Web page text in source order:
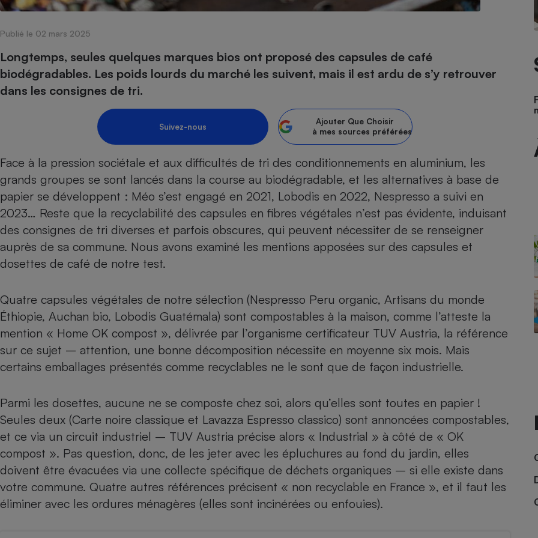
Publié le 02 mars 2025
Longtemps, seules quelques marques bios ont proposé des capsules de café
biodégradables. Les poids lourds du marché les suivent, mais il est ardu de s’y retrouver
dans les consignes de tri.
Suivez-nous
Ajouter Que Choisir
à mes sources préférées
Face à la pression sociétale et aux difficultés de tri des conditionnements en aluminium, les
grands groupes se sont lancés dans la course au biodégradable, et les alternatives à base de
papier se développent : Méo s’est engagé en 2021, Lobodis en 2022, Nespresso a suivi en
2023… Reste que la recyclabilité des capsules en fibres végétales n’est pas évidente, induisant
des consignes de tri diverses et parfois obscures, qui peuvent nécessiter de se renseigner
auprès de sa commune. Nous avons examiné les mentions apposées sur des capsules et
dosettes de café de notre test.
Quatre capsules végétales de notre sélection (Nespresso Peru organic, Artisans du monde
Éthiopie, Auchan bio, Lobodis Guatémala) sont compostables à la maison, comme l’atteste la
mention « Home OK compost », délivrée par l’organisme certificateur TUV Austria, la référence
sur ce sujet – attention, une bonne décomposition nécessite en moyenne six mois. Mais
certains emballages présentés comme recyclables ne le sont que de façon industrielle.
Parmi les dosettes, aucune ne se composte chez soi, alors qu’elles sont toutes en papier !
Seules deux (Carte noire classique et Lavazza Espresso classico) sont annoncées compostables,
et ce via un circuit industriel – TUV Austria précise alors « Industrial » à côté de « OK
compost ». Pas question, donc, de les jeter avec les épluchures au fond du jardin, elles
doivent être évacuées via une collecte spécifique de déchets organiques – si elle existe dans
votre commune. Quatre autres références précisent « non recyclable en France », et il faut les
éliminer avec les ordures ménagères (elles sont incinérées ou enfouies).
Complément
alimentaire
Foie gras
Champagne - Comment choisir une
bouteille de champagne
Banque en ligne
Petit électroménager - Ustensile
Lave-linge Lave-vaisselle
Plaque de cuisson à
induction
Four encastrable
Climatiseur -
Ventilateur
Aspirateur
Internet
Téléviseur Ordinateur portable
Téléphone mobile -
Smartphone
Appareil photo
numérique
Antivirus
Ventilateur
Antimoustique Crème solaire